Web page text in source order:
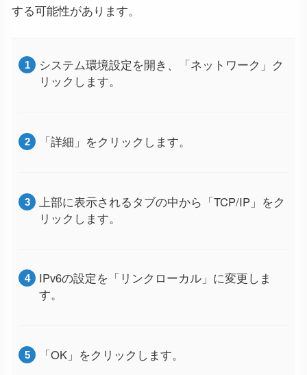
する可能性があります。
システム環境設定を開き、「ネットワーク」ク
リックします。
「詳細」をクリックします。
上部に表示されるタブの中から「TCP/IP」をク
リックします。
IPv6の設定を「リンクローカル」に変更しま
す。
「OK」をクリックします。